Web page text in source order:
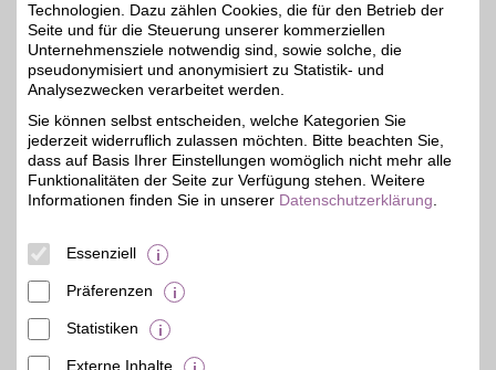
Adresse
Germersheimer Str. 125
90469 Nürnberg
Filialen in der Nähe
Telefon09 11 / 95 32 22 01
Technologien. Dazu zählen Cookies, die für den Betrieb der
Seite und für die Steuerung unserer kommerziellen
Unternehmensziele notwendig sind, sowie solche, die
pseudonymisiert und anonymisiert zu Statistik- und
Analysezwecken verarbeitet werden.
Sie können selbst entscheiden, welche Kategorien Sie
jederzeit widerruflich zulassen möchten. Bitte beachten Sie,
dass auf Basis Ihrer Einstellungen womöglich nicht mehr alle
Funktionalitäten der Seite zur Verfügung stehen. Weitere
Informationen finden Sie in unserer Datenschutzerklärung
Essenziell
Präferenzen
Statistiken
Externe Inhalte